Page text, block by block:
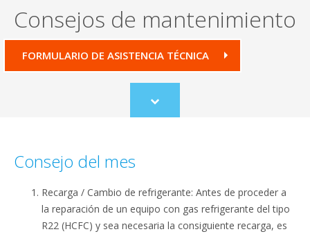
Consejos de mantenimiento
FORMULARIO DE ASISTENCIA TÉCNICA
Scroll
to
Consejo del mes
Recarga / Cambio de refrigerante: Antes de proceder a
la reparación de un equipo con gas refrigerante del tipo
R22 (HCFC) y sea necesaria la consiguiente recarga, es